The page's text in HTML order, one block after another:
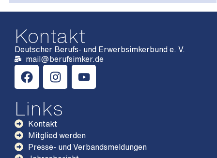
Kontakt
Deutscher Berufs- und Erwerbsimkerbund e. V.
mail@berufsimker.de
Links
Kontakt
Mitglied werden
Presse- und Verbandsmeldungen